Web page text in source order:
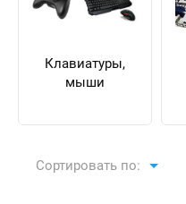
Клавиатуры,
мыши
Сортировать по: